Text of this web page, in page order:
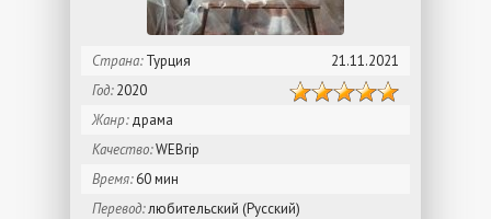
Страна:Турция
21.11.2021
Год:2020
Жанр:драма
Качество:WEBrip
Время:60 мин
Перевод:любительский (Русский)